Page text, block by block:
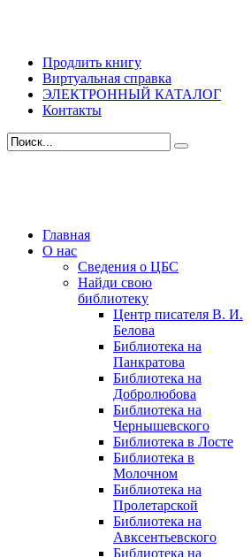
Продлить книгу
Виртуальная справка
ЭЛЕКТРОННЫЙ КАТАЛОГ
Контакты
Главная
О нас
Сведения о ЦБС
Найди свою
библиотеку
Центр писателя В. И.
Белова
Библиотека на
Панкратова
Библиотека на
Добролюбова
Библиотека на
Чернышевского
Библиотека в Лосте
Библиотека в
Молочном
Библиотека на
Пролетарской
Библиотека на
Авксентьевского
Библиотека на